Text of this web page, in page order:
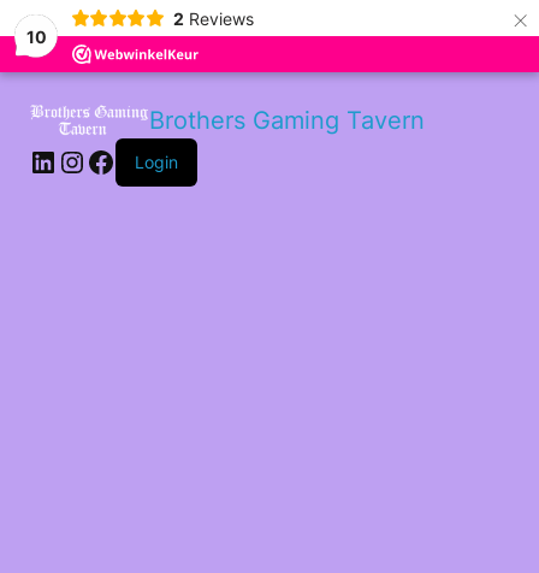
10
2 Reviews ×
Brothers Gaming Tavern
LinkedIn
Instagram
Facebook
Login